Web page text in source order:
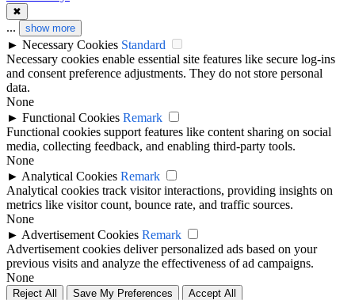
✖
... show more
► Necessary Cookies Standard
Necessary cookies enable essential site features like secure log-ins
and consent preference adjustments. They do not store personal
data.
None
► Functional Cookies Remark
Functional cookies support features like content sharing on social
media, collecting feedback, and enabling third-party tools.
None
► Analytical Cookies Remark
Analytical cookies track visitor interactions, providing insights on
metrics like visitor count, bounce rate, and traffic sources.
None
► Advertisement Cookies Remark
Advertisement cookies deliver personalized ads based on your
previous visits and analyze the effectiveness of ad campaigns.
None
Reject All Save My Preferences Accept All